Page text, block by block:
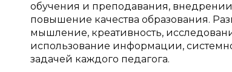
обучения и преподавания, внедрении
повышение качества образования.
мышление, креативность,
использование информации,
задачей каждого педагога.